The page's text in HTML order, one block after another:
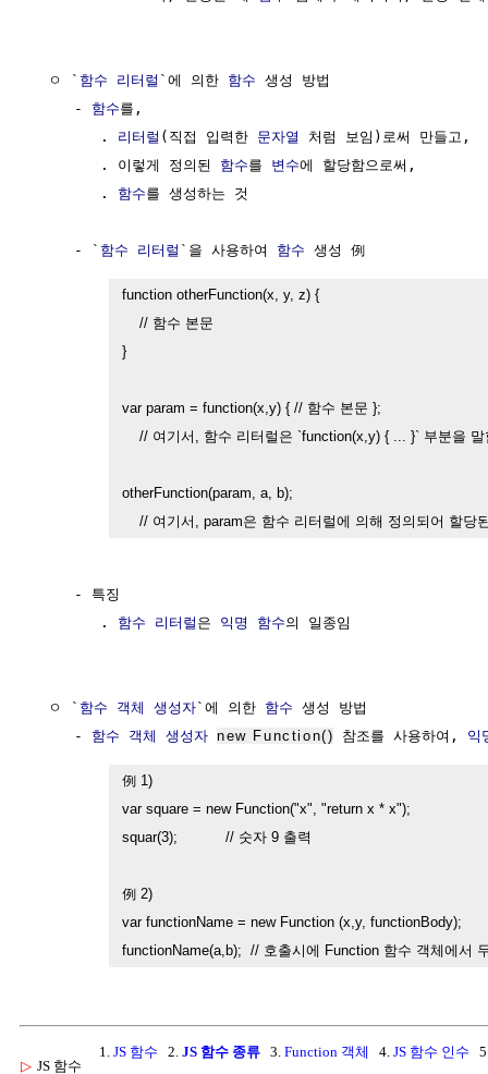
  ㅇ `
함수 리터럴 `에 의한 함수 생성 방법
     -
함수를,
        .
리터럴 (직접 입력한 문자열
처럼 보임)로써 만들고,
        . 이렇게 정의된
함수를 변수에 할당함으로써,
        .
함수를 생성하는 것
     - `
함수 리터럴 `을 사용하여 함수 생성 例
function otherFunction(x, y, z) {
    // 함수 본문
}
var param = function(x,y) { // 함수 본문 };
// 여기서, 함수 리터럴은 `function(x,y) { ... }` 부분을
otherFunction(param, a, b);
// 여기서, param은 함수 리터럴에 의해 정의되어 할당
     - 특징
        .
함수 리터럴 은 익명 함수의 일종임
  ㅇ `
함수 객체 생성자`에 의한 함수 생성 방법
     -
함수 객체 생성자 new Function() 참조를 사용하여, 익
例 1)
var square = new Function("x", "return x * x");
squar(3);           // 숫자 9 출력
例 2)
var functionName = new Function (x,y, functionBody);
functionName(a,b);  // 호출시에 Function 함수 객체에서
▷ JS 함수
1. JS 함수 2. JS 함수 종류 3. Function 객체 4. JS 함수 인수